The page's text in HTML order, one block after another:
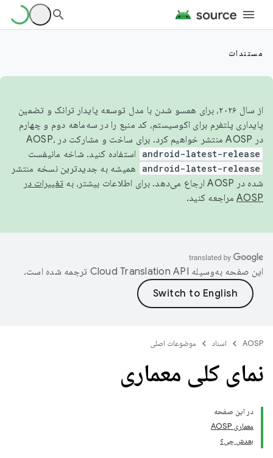
مستندات
از سال ۲۰۲۶، برای همسو شدن با مدل توسعه پایدار ترانک و تضمین
پایداری پلتفرم برای اکوسیستم، کد منبع را در سه‌ماهه دوم و چهارم
در AOSP منتشر خواهیم کرد. برای ساخت و مشارکت در AOSP،
android-latest-release استفاده کنید. شاخه مانیفست
android-latest-release
همیشه به جدیدترین نسخه منتشر
شده در AOSP ارجاع می‌دهد. برای اطلاعات بیشتر، به
تغییرات در
AOSP مراجعه کنید.
این صفحه به‌وسیله ترجمه شده است.
AOSP اسناد موضوعات اصلی
نمای کلی معماری
در این صفحه
معماری AOSP
بعدش چی؟